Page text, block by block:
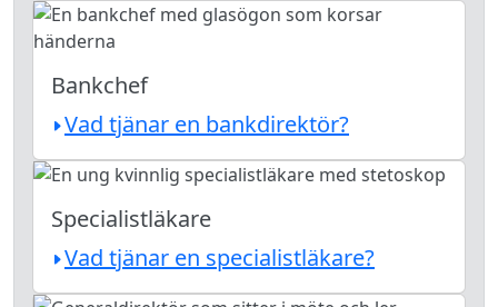
Bankchef
Vad tjänar en bankdirektör?
Specialistläkare
Vad tjänar en specialistläkare?